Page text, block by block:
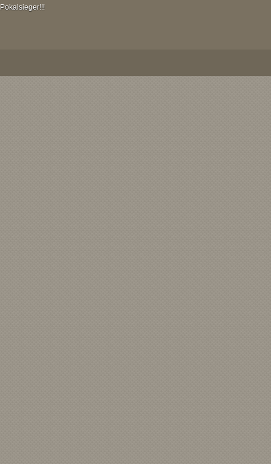
Pokalsieger!!!